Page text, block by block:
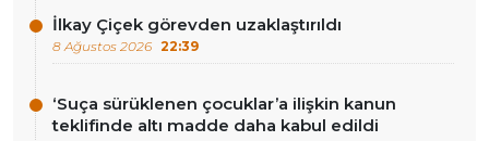
İlkay Çiçek görevden uzaklaştırıldı
8 Ağustos 2026 22:39
‘Suça sürüklenen çocuklar’a ilişkin kanun
teklifinde altı madde daha kabul edildi